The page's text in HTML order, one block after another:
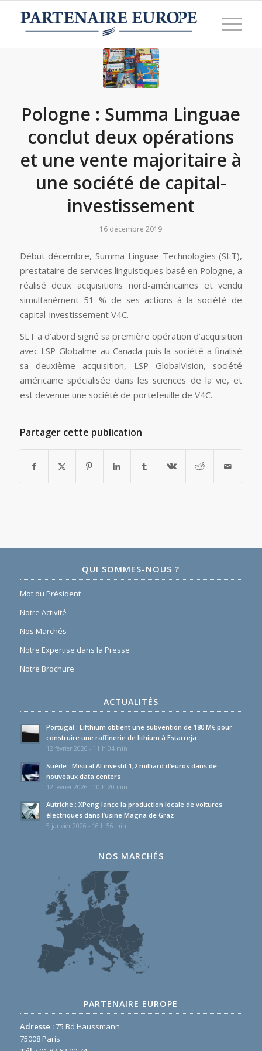
Pologne : Summa Linguae
conclut deux opérations
et une vente majoritaire à
une société de capital-
investissement
16 décembre 2019
Début décembre, Summa Linguae Technologies (SLT),
prestataire de services linguistiques basé en Pologne, a
réalisé deux acquisitions nord-américaines et vendu
simultanément 51 % de ses actions à la société de
capital-investissement V4C.
SLT a d’abord signé sa première opération d’acquisition
avec LSP Globalme au Canada puis la société a finalisé
sa deuxième acquisition, LSP GlobalVision, société
américaine spécialisée dans les sciences de la vie, et
est devenue une société de portefeuille de V4C.
Partager cette publication
QUI SOMMES-NOUS ?
Mot du Président
Notre Activité
Nos Marchés
Notre Expertise dans la Presse
Notre Brochure
ACTUALITÉS
Portugal : Lifthium obtient une subvention de 180 M€ pour
construire une raffinerie de lithium à Estarreja
12 février 2026 - 11 h 04 min
Suède : Mistral AI investit 1,2 milliard d’euros dans de
nouveaux data centers
12 février 2026 - 10 h 20 min
Autriche : XPeng lance la production locale de voitures
électriques dans l’usine Magna de Graz
5 janvier 2026 - 16 h 56 min
NOS MARCHÉS
PARTENAIRE EUROPE
Adresse :75 Bd Haussmann
75008 Paris